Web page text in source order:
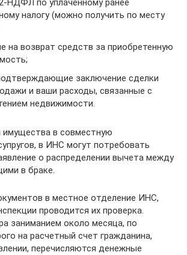
НДФЛ по уплаченному ранее
налогу (можно получить по месту
на возврат средств за приобретенную
заключение сделки
и ваши расходы, связанные с
недвижимости.
в совместную
в ИНС могут потребовать
о распределении вычета между
в браке.
в местное отделение ИНС,
проводится их проверка.
заниманием около месяца, по
на расчетный счет гражданина,
перечисляются денежные